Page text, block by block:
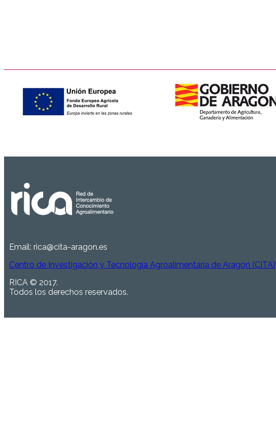
Email: rica@cita-aragon.es
Centro de Investigación y Tecnología Agroalimentaria de Aragón
RICA © 2017.
Todos los derechos reservados.